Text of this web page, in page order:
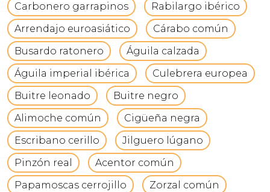
Carbonero garrapinos
Rabilargo ibérico
Arrendajo euroasiático
Cárabo común
Busardo ratonero
Águila calzada
Águila imperial ibérica
Culebrera europea
Buitre leonado
Buitre negro
Alimoche común
Cigüeña negra
Escribano cerillo
Jilguero lúgano
Pinzón real
Acentor común
Papamoscas cerrojillo
Zorzal común